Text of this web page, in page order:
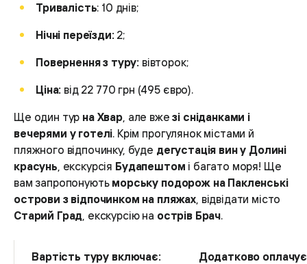
Тривалість: 10 днів;
Нічні переїзди: 2;
Повернення з туру: вівторок;
Ціна: від 22 770 грн (495 євро).
Ще один тур на Хвар, але вже зі сніданками і
вечерями у готелі. Крім прогулянок містами й
пляжного відпочинку, буде дегустація вин у Долині
красунь , екскурсія Будапештом і багато моря! Ще
вам запропонують морську подорож на Пакленські
острови з відпочинком на пляжах , відвідати місто
Старий Град , екскурсію на острів Брач.
Вартість туру включає: Додатково